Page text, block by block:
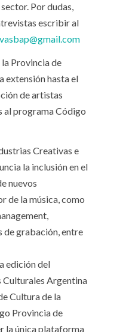
Por dudas,
escribir al
Provincia de
extensión hasta el
de artistas
al programa Código
Creativas e
la inclusión en el
nuevos
de la música, como
de grabación, entre
edición del
Argentina
Cultura de la
Provincia de
la única plataforma